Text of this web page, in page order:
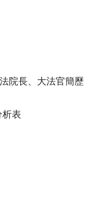
院長、大法官簡歷
析表